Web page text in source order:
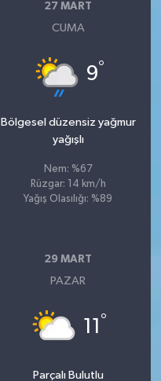
27 MART
CUMA
9°
Bölgesel düzensiz yağmur
yağışlı
Nem: %67
Rüzgar: 14 km/h
Yağış Olasılığı: %89
29 MART
PAZAR
11 °
Parçalı Bulutlu